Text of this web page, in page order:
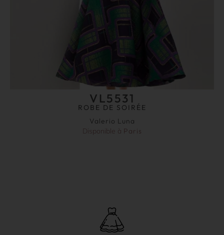
VL5531
ROBE DE SOIRÉE
Valerio Luna
Disponible à Paris